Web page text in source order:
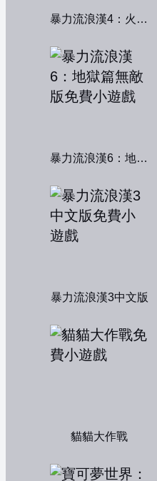
暴力流浪漢4：火線交鋒
暴力流浪漢6：地獄篇無敵版
暴力流浪漢3中文版
貓貓大作戰